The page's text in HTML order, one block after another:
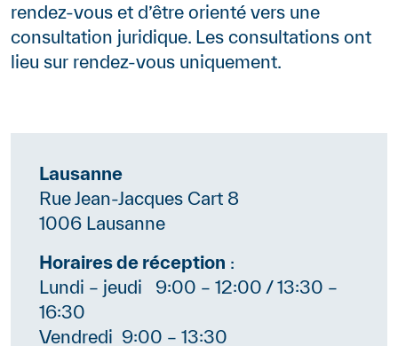
rendez-vous et d’être orienté vers une
consultation juridique. Les consultations ont
lieu sur rendez-vous uniquement.
Contenu
Lausanne
Rue Jean-Jacques Cart 8
1006 Lausanne
Horaires de réception :
Lundi – jeudi 9:00 – 12:00 / 13:30 –
16:30
Vendredi 9:00 – 13:30